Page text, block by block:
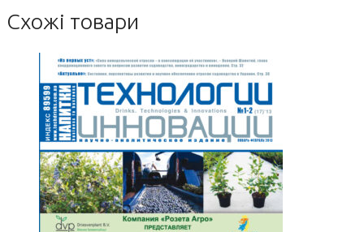
Схожі товари